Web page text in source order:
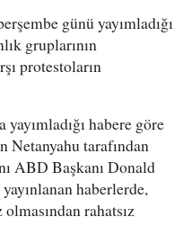
günü yayımladığı
gruplarının
protestoların
habere göre
Netanyahu tarafından
ABD Başkanı Donald
haberlerde,
rahatsız